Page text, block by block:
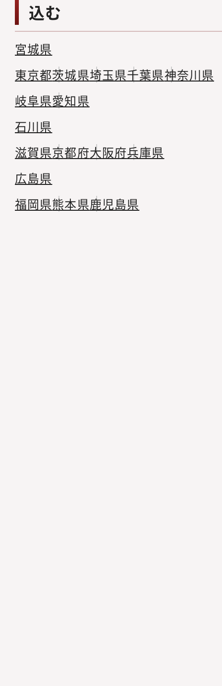
込む
宮城県
東京都茨城県埼玉県千葉県神奈川県
岐阜県愛知県
石川県
滋賀県京都府大阪府兵庫県
広島県
福岡県熊本県鹿児島県